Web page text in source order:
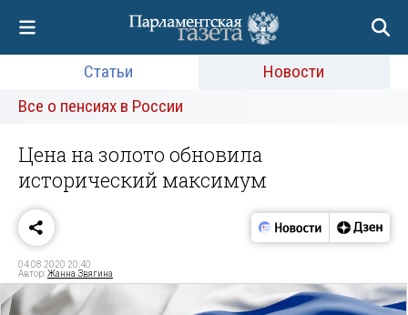
Статьи
Новости
Все о пенсиях в России
Цена на золото обновила
исторический максимум
04.08.2020 20:40
Автор:Жанна Звягина